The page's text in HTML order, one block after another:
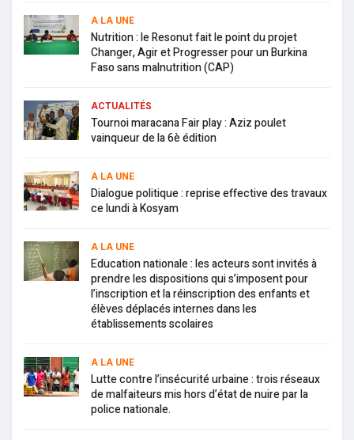
A LA UNE
Nutrition : le Resonut fait le point du projet
Changer, Agir et Progresser pour un Burkina
Faso sans malnutrition (CAP)
ACTUALITÉS
Tournoi maracana Fair play : Aziz poulet
vainqueur de la 6è édition
A LA UNE
Dialogue politique : reprise effective des travaux
ce lundi à Kosyam
A LA UNE
Education nationale : les acteurs sont invités à
prendre les dispositions qui s’imposent pour
l’inscription et la réinscription des enfants et
élèves déplacés internes dans les
établissements scolaires
A LA UNE
Lutte contre l’insécurité urbaine : trois réseaux
de malfaiteurs mis hors d’état de nuire par la
police nationale.